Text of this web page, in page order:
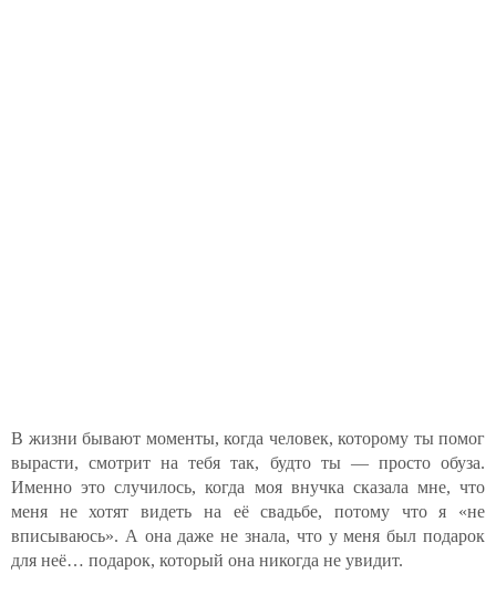
В жизни бывают моменты, когда человек, которому ты помог
вырасти, смотрит на тебя так, будто ты — просто обуза.
Именно это случилось, когда моя внучка сказала мне, что
меня не хотят видеть на её свадьбе, потому что я «не
вписываюсь». А она даже не знала, что у меня был подарок
для неё… подарок, который она никогда не увидит.